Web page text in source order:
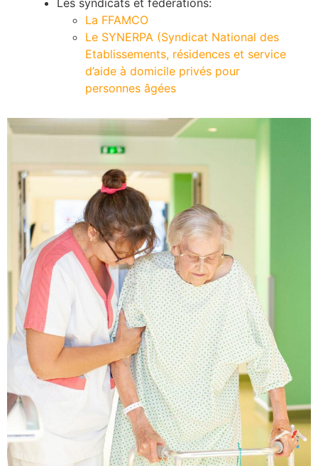
Les syndicats et fédérations:
La FFAMCO
Le SYNERPA (Syndicat National des
Etablissements, résidences et service
d’aide à domicile privés pour
personnes âgées